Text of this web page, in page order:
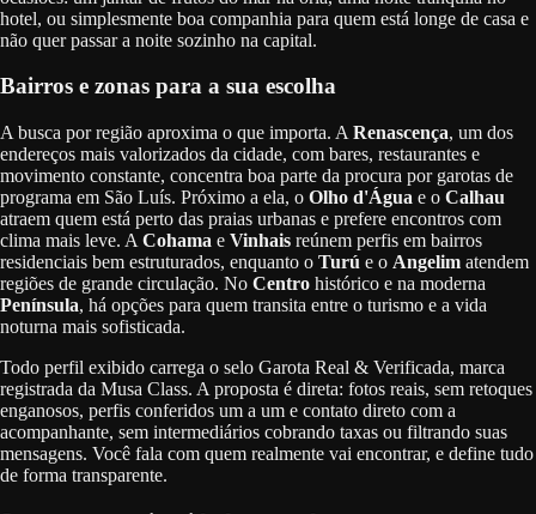
hotel, ou simplesmente boa companhia para quem está longe de casa e
não quer passar a noite sozinho na capital.
Bairros e zonas para a sua escolha
A busca por região aproxima o que importa. A Renascença, um dos
endereços mais valorizados da cidade, com bares, restaurantes e
movimento constante, concentra boa parte da procura por garotas de
programa em São Luís. Próximo a ela, o Olho d'Água e o Calhau
atraem quem está perto das praias urbanas e prefere encontros com
clima mais leve. A Cohama e Vinhais reúnem perfis em bairros
residenciais bem estruturados, enquanto o Turú e o Angelim atendem
regiões de grande circulação. No Centro histórico e na moderna
Península, há opções para quem transita entre o turismo e a vida
noturna mais sofisticada.
Todo perfil exibido carrega o selo Garota Real & Verificada, marca
registrada da Musa Class. A proposta é direta: fotos reais, sem retoques
enganosos, perfis conferidos um a um e contato direto com a
acompanhante, sem intermediários cobrando taxas ou filtrando suas
mensagens. Você fala com quem realmente vai encontrar, e define tudo
de forma transparente.